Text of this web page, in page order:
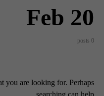
Feb 20
0 posts
you are looking for. Perhaps
searching can help.